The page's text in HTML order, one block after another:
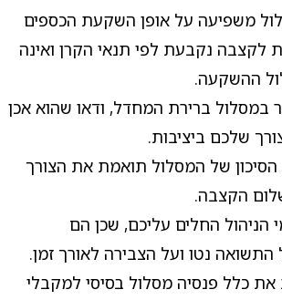
משפיעה על אופן השקעת הכספים
לקצבה נקבעת לפי תנאי הקרן ואינה
ההשקעה.
במסלול ברירת המחדל, ודאו שהוא אכן
שלכם ביציבות.
של המסלול תואמת את הצורך
הקצבה.
הניהול החלים עליכם, שכן הם
נטו ועל הצבירה לאורך זמן.
את כלל פנסיה מסלול בסיסי למקבלי